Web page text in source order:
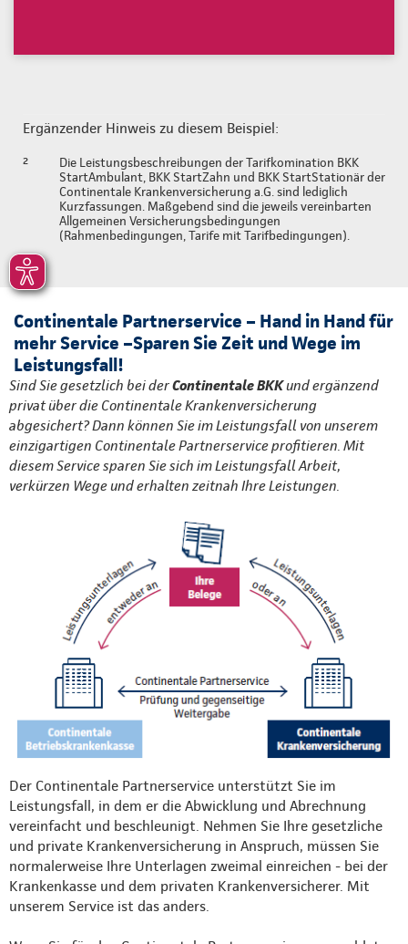
Ergänzender Hinweis zu diesem Beispiel:
²
Die Leistungsbeschreibungen der Tarifkomination BKK
StartAmbulant, BKK StartZahn und BKK StartStationär der
Continentale Krankenversicherung a.G. sind lediglich
Kurzfassungen. Maßgebend sind die jeweils vereinbarten
Allgemeinen Versicherungsbedingungen
(Rahmenbedingungen, Tarife mit Tarifbedingungen).
Continentale Partnerservice – Hand in Hand für
mehr Service –Sparen Sie Zeit und Wege im
Leistungsfall!
Sind Sie gesetzlich bei derContinentale BKKund ergänzend
privat über die Continentale Krankenversicherung
abgesichert? Dann können Sie im Leistungsfall von unserem
einzigartigen Continentale Partnerservice profitieren. Mit
diesem Service sparen Sie sich im Leistungsfall Arbeit,
verkürzen Wege und erhalten zeitnah Ihre Leistungen.
Der Continentale Partnerservice unterstützt Sie im
Leistungsfall, in dem er die Abwicklung und Abrechnung
vereinfacht und beschleunigt. Nehmen Sie Ihre gesetzliche
und private Krankenversicherung in Anspruch, müssen Sie
normalerweise Ihre Unterlagen zweimal einreichen - bei der
Krankenkasse und dem privaten Krankenversicherer. Mit
unserem Service ist das anders.